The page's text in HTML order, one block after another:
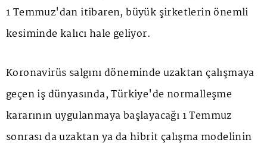
1 Temmuz'dan itibaren, büyük şirketlerin önemli
kesiminde kalıcı hale geliyor.
Koronavirüs salgını döneminde uzaktan çalışmaya
geçen iş dünyasında, Türkiye'de normalleşme
kararının uygulanmaya başlayacağı 1 Temmuz
sonrası da uzaktan ya da hibrit çalışma modelinin